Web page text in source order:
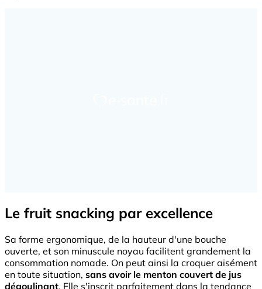
Le fruit snacking par excellence
Sa forme ergonomique, de la hauteur d'une bouche
ouverte, et son minuscule noyau facilitent grandement la
consommation nomade. On peut ainsi la croquer aisément
en toute situation, sans avoir le menton couvert de jus
dégoulinant. Elle s'inscrit parfaitement dans la tendance